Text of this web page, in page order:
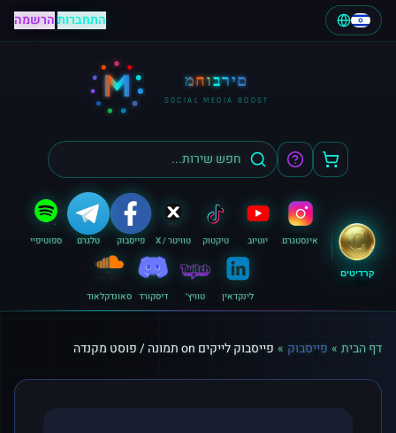
התחברות|הרשמה
M מחוברים
SOCIAL MEDIA BOOST
קרדיטים
אינסטגרם יוטיוב טיקטוק טוויטר / X פייסבוק טלגרם ספוטיפיי
לינקדאין טוויץ׳ דיסקורד סאונדקלאוד
דף הבית » פייסבוק » פייסבוק לייקים on תמונה / פוסט מקנדה